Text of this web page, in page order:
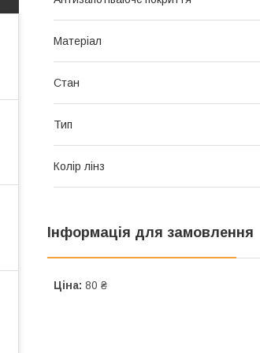
Матеріал
Стан
Тип
Колір лінз
Інформація для замовлення
Ціна: 80 ₴